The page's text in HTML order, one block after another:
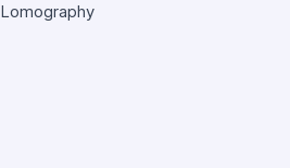
Lomography